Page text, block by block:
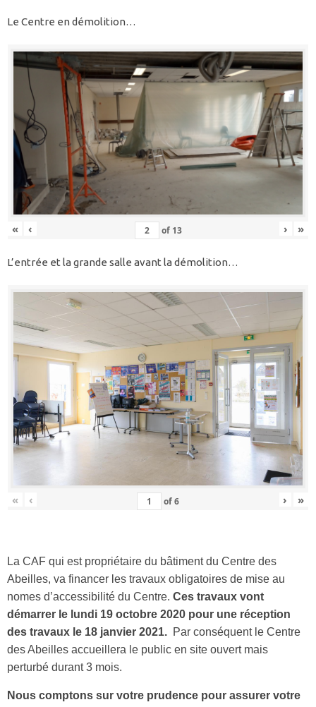
Le Centre en démolition…
« ‹ of 13 › »
L’entrée et la grande salle avant la démolition…
« ‹ of6 › »
La CAF qui est propriétaire du bâtiment du Centre des
Abeilles, va financer les travaux obligatoires de mise au
nomes d’accessibilité du Centre. Ces travaux vont
démarrer le lundi 19 octobre 2020 pour une réception
des travaux le 18 janvier 2021. Par conséquent le Centre
des Abeilles accueillera le public en site ouvert mais
perturbé durant 3 mois.
Nous comptons sur votre prudence pour assurer votre